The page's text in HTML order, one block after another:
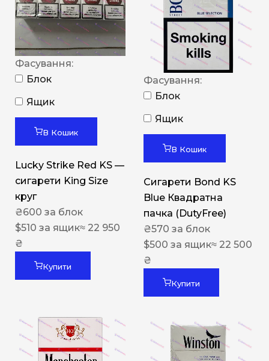
Фасування:
Блок
Ящик
В Кошик
Lucky Strike Red KS —
сигарети King Size
круг
₴600 за блок
$510 за ящик≈ 22 950
₴
Купити
Фасування:
Блок
Ящик
В Кошик
Сигарети Bond KS
Blue Квадратна
пачка (DutyFree)
₴570 за блок
$500 за ящик≈ 22 500
₴
Купити